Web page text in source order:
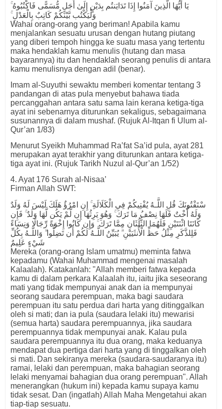
يَا أَيُّهَا الَّذِينَ آمَنُوا إِذَا تَدَايَنتُم بِدَيْنٍ إِلَىٰ أَجَلٍ مُّسَمًّى فَاكْتُبُوهُ ۚ
وَلْيَكْتُب بَّيْنَكُمْ كَاتِبٌ بِالْعَدْلِ ۚ
Wahai orang-orang yang beriman! Apabila kamu
menjalankan sesuatu urusan dengan hutang piutang
yang diberi tempoh hingga ke suatu masa yang tertentu
maka hendaklah kamu menulis (hutang dan masa
bayarannya) itu dan hendaklah seorang penulis di antara
kamu menulisnya dengan adil (benar).
Imam al-Suyuthi sewaktu memberi komentar tentang 3
pandangan di atas pula menyebut bahawa tiada
percanggahan antara satu sama lain kerana ketiga-tiga
ayat ini sebenarnya diturunkan sekaligus, sebagaimana
susunannya di dalam mushaf. (Rujuk Al-Itqan fi Ulum al-
Qur’an 1/83)
Menurut Syeikh Muhammad Ra’fat Sa’id pula, ayat 281
merupakan ayat terakhir yang diturunkan antara ketiga-
tiga ayat ini. (Rujuk Tarikh Nuzul al-Qur’an 1/52)
4. Ayat 176 Surah al-Nisaa’
Firman Allah SWT:
سْتَفْتُونَكَ قُلِ اللَّـهُ يُفْتِيكُمْ فِي الْكَلَالَةِ ۚ إِنِ امْرُؤٌ هَلَكَ لَيْسَ لَهُ وَلَدٌ
وَلَهُ أُخْتٌ فَلَهَا نِصْفُ مَا تَرَكَ ۚ وَهُوَ يَرِثُهَا إِن لَّمْ يَكُن لَّهَا وَلَدٌ ۚ فَإِن
كَانَتَا اثْنَتَيْنِ فَلَهُمَا الثُّلُثَانِ مِمَّا تَرَكَ ۚ وَإِن كَانُوا إِخْوَةً رِّجَالًا وَنِسَاءً
فَلِلذَّكَرِ مِثْلُ حَظِّ الْأُنثَيَيْنِ ۗ يُبَيِّنُ اللَّـهُ لَكُمْ أَن تَضِلُّوا ۗ وَاللَّـهُ بِكُلِّ
شَيْءٍ عَلِيمٌ
Mereka (orang-orang Islam umatmu) meminta fatwa
kepadamu (Wahai Muhammad mengenai masalah
Kalaalah). Katakanlah: "Allah memberi fatwa kepada
kamu di dalam perkara Kalaalah itu, iaitu jika seseorang
mati yang tidak mempunyai anak dan ia mempunyai
seorang saudara perempuan, maka bagi saudara
perempuan itu satu perdua dari harta yang ditinggalkan
oleh si mati; dan ia pula (saudara lelaki itu) mewarisi
(semua harta) saudara perempuannya, jika saudara
perempuannya tidak mempunyai anak. Kalau pula
saudara perempuannya itu dua orang, maka keduanya
mendapat dua pertiga dari harta yang di tinggalkan oleh
si mati. Dan sekiranya mereka (saudara-saudaranya itu)
ramai, lelaki dan perempuan, maka bahagian seorang
lelaki menyamai bahagian dua orang perempuan". Allah
menerangkan (hukum ini) kepada kamu supaya kamu
tidak sesat. Dan (ingatlah) Allah Maha Mengetahui akan
tiap-tiap sesuatu.